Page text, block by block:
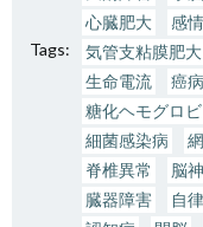
Tags:
心臓肥大
感
気管支粘膜肥大
生命電流
癌病
糖化ヘモグロ
細菌感染病
脊椎異常
脳
臓器障害
自